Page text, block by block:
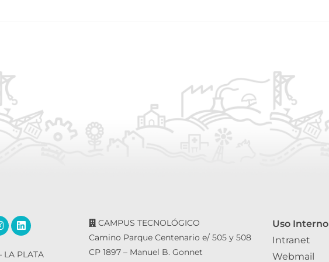
LA PLATA
CAMPUS TECNOLÓGICO
Camino Parque Centenario e/ 505 y 508
CP 1897 – Manuel B. Gonnet
Uso Interno
Intranet
Webmail